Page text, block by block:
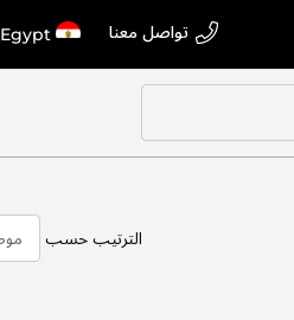
تواصل معنا اختر Egypt
الترتيب حسب